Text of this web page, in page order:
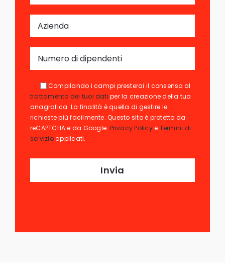
Compilando i campi presterai il consenso al
trattamento dei tuoi dati per la creazione della tua
anagrafica. La finalità è quella di gestire le
richieste più facilmente. Questo sito è protetto da
reCAPTCHA e da Google. Privacy Policye Termini di
servizioapplicati.